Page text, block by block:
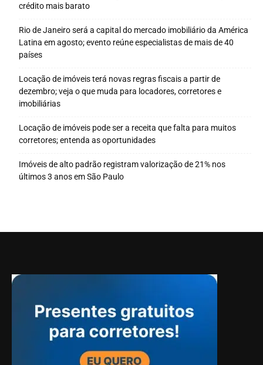
crédito mais barato
Rio de Janeiro será a capital do mercado imobiliário da América
Latina em agosto; evento reúne especialistas de mais de 40
países
Locação de imóveis terá novas regras fiscais a partir de
dezembro; veja o que muda para locadores, corretores e
imobiliárias
Locação de imóveis pode ser a receita que falta para muitos
corretores; entenda as oportunidades
Imóveis de alto padrão registram valorização de 21% nos
últimos 3 anos em São Paulo